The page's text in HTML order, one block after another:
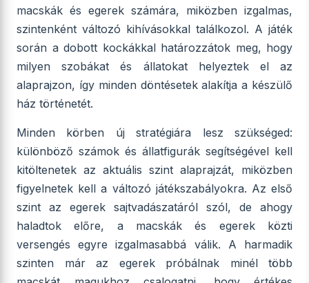
macskák és egerek számára, miközben izgalmas,
szintenként változó kihívásokkal találkozol. A játék
során a dobott kockákkal határozzátok meg, hogy
milyen szobákat és állatokat helyeztek el az
alaprajzon, így minden döntésetek alakítja a készülő
ház történetét.
Minden körben új stratégiára lesz szükséged:
különböző számok és állatfigurák segítségével kell
kitöltenetek az aktuális szint alaprajzát, miközben
figyelnetek kell a változó játékszabályokra. Az első
szint az egerek sajtvadászatáról szól, de ahogy
haladtok előre, a macskák és egerek közti
versengés egyre izgalmasabbá válik. A harmadik
szinten már az egerek próbálnak minél több